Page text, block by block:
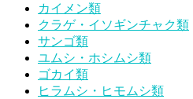
カイメン類
クラゲ・イソギンチャク類
サンゴ類
ユムシ・ホシムシ類
ゴカイ類
ヒラムシ・ヒモムシ類